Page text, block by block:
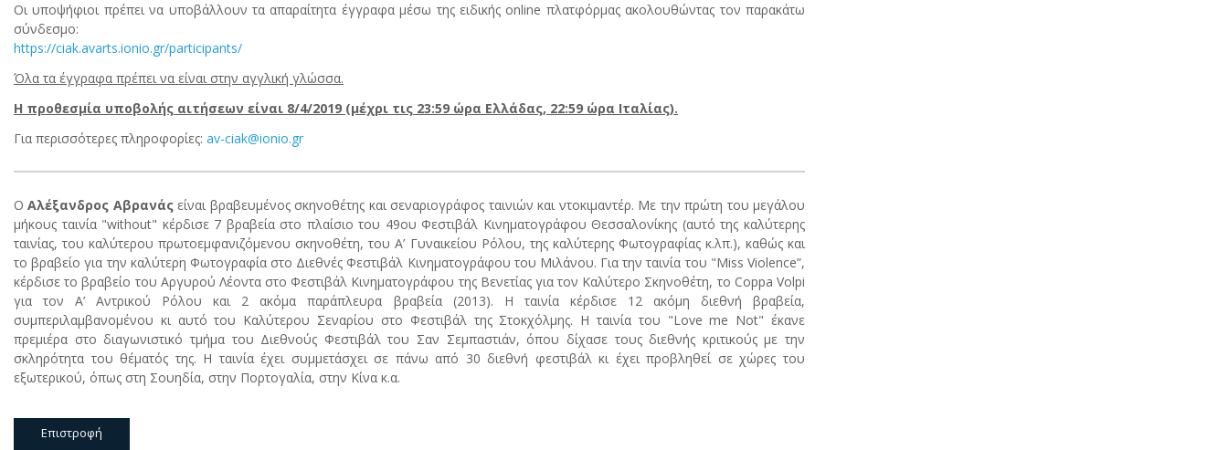
Οι υποψήφιοι πρέπει να υποβάλλουν τα απαραίτητα έγγραφα μέσω της ειδικής online πλατφόρμας ακολουθώντας τον παρακάτω
σύνδεσμο:
https://ciak.avarts.ionio.gr/participants/
Όλα τα έγγραφα πρέπει να είναι στην αγγλική γλώσσα.
Η προθεσμία υποβολής αιτήσεων είναι 8/4/2019 (μέχρι τις 23:59 ώρα Ελλάδας, 22:59 ώρα Ιταλίας).
Για περισσότερες πληροφορίες: av-ciak@ionio.gr
O Αλέξανδρος Αβρανάςείναι βραβευμένος σκηνοθέτης και σεναριογράφος ταινιών και ντοκιμαντέρ. Με την πρώτη του μεγάλου
μήκους ταινία "without" κέρδισε 7 βραβεία στο πλαίσιο του 49ου Φεστιβάλ Κινηματογράφου Θεσσαλονίκης (αυτό της καλύτερης
ταινίας, του καλύτερου πρωτοεμφανιζόμενου σκηνοθέτη, του Α’ Γυναικείου Ρόλου, της καλύτερης Φωτογραφίας κ.λπ.), καθώς και
το βραβείο για την καλύτερη Φωτογραφία στο Διεθνές Φεστιβάλ Κινηματογράφου του Μιλάνου. Για την ταινία του "Miss Violence”,
κέρδισε το βραβείο του Αργυρού Λέοντα στο Φεστιβάλ Κινηματογράφου της Βενετίας για τον Καλύτερο Σκηνοθέτη, το Coppa Volpi
για τον Α’ Αντρικού Ρόλου και 2 ακόμα παράπλευρα βραβεία (2013). Η ταινία κέρδισε 12 ακόμη διεθνή βραβεία,
συμπεριλαμβανομένου κι αυτό του Καλύτερου Σεναρίου στο Φεστιβάλ της Στοκχόλμης. Η ταινία του "Love me Not" έκανε
πρεμιέρα στο διαγωνιστικό τμήμα του Διεθνούς Φεστιβάλ του Σαν Σεμπαστιάν, όπου δίχασε τους διεθνής κριτικούς με την
σκληρότητα του θέματός της. Η ταινία έχει συμμετάσχει σε πάνω από 30 διεθνή φεστιβάλ κι έχει προβληθεί σε χώρες του
εξωτερικού, όπως στη Σουηδία, στην Πορτογαλία, στην Κίνα κ.α.
Επιστροφή